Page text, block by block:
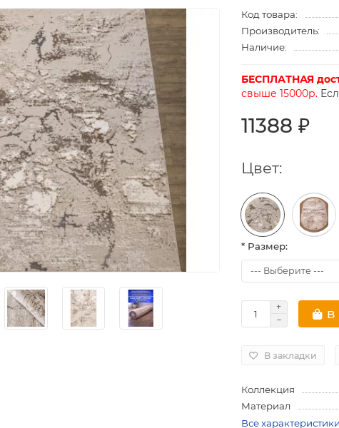
Код товара:
Производитель:
Наличие:
БЕСПЛАТНАЯ
свыше 15000р.
11388 ₽
Цвет:
* Размер:
В
В закладки
Коллекция
Материал
Все характеристики